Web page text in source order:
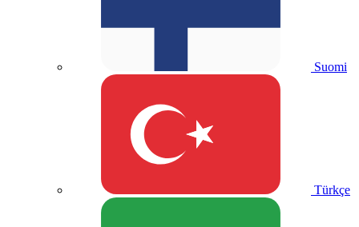
Suomi
Türkçe